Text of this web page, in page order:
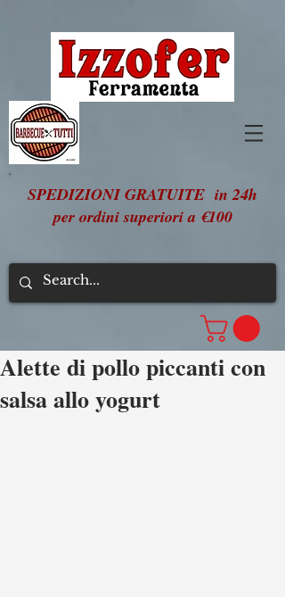
SPEDIZIONI GRATUITE in 24h
per ordini superiori a €100
Alette di pollo piccanti con
salsa allo yogurt